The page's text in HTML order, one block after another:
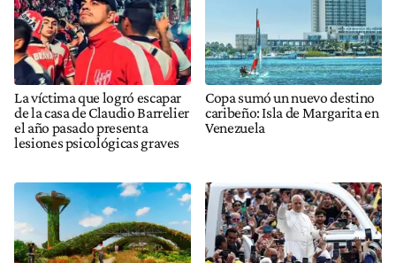
La víctima que logró escapar
de la casa de Claudio Barrelier
el año pasado presenta
lesiones psicológicas graves
Copa sumó un nuevo destino
caribeño: Isla de Margarita en
Venezuela